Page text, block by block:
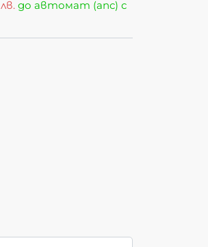
лв.до автомат (апс) с